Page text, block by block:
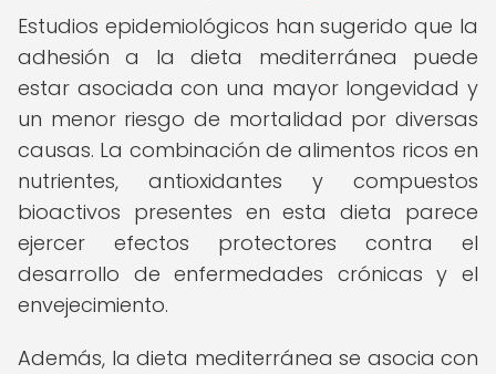
Estudios epidemiológicos han sugerido que la
adhesión a la dieta mediterránea puede
estar asociada con una mayor longevidad y
un menor riesgo de mortalidad por diversas
causas. La combinación de alimentos ricos en
nutrientes, antioxidantes y compuestos
bioactivos presentes en esta dieta parece
ejercer efectos protectores contra el
desarrollo de enfermedades crónicas y el
envejecimiento.
Además, la dieta mediterránea se asocia con